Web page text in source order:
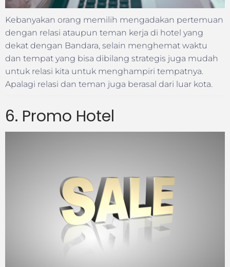
Kebanyakan orang memilih mengadakan pertemuan
dengan relasi ataupun teman kerja di hotel yang
dekat dengan Bandara, selain menghemat waktu
dan tempat yang bisa dibilang strategis juga mudah
untuk relasi kita untuk menghampiri tempatnya.
Apalagi relasi dan teman juga berasal dari luar kota.
6. Promo Hotel